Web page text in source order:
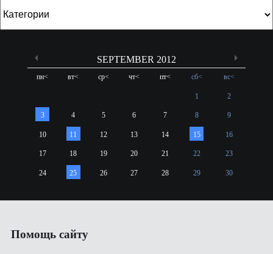
пн< вт< ср< чт< пт< сб< вс<
1 2
3 4 5 6 7 8 9
10 11 12 13 14 15 16
17 18 19 20 21 22 23
24 25 26 27 28 29 30
SEPTEMBER 2012
Помощь сайту